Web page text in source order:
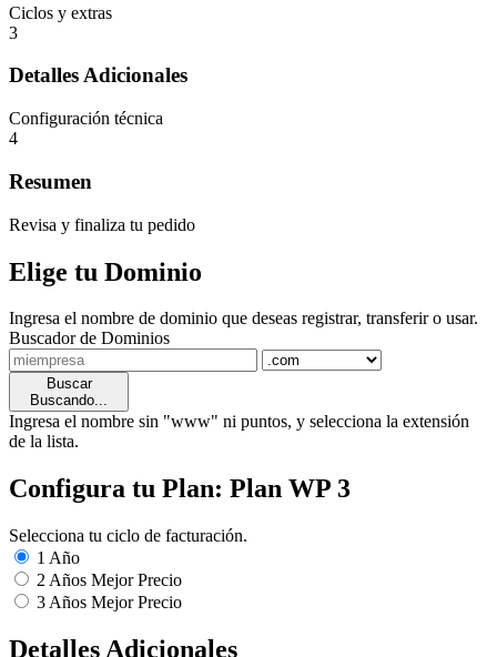
Ciclos y extras
3
Detalles Adicionales
Configuración técnica
4
Resumen
Revisa y finaliza tu pedido
Elige tu Dominio
Ingresa el nombre de dominio que deseas registrar, transferir o usar.
Buscador de Dominios
Buscar
Buscando...
Ingresa el nombre sin "www" ni puntos, y selecciona la extensión
de la lista.
Configura tu Plan: Plan WP 3
Selecciona tu ciclo de facturación.
1 Año
2 Años Mejor Precio
3 Años Mejor Precio
Detalles Adicionales